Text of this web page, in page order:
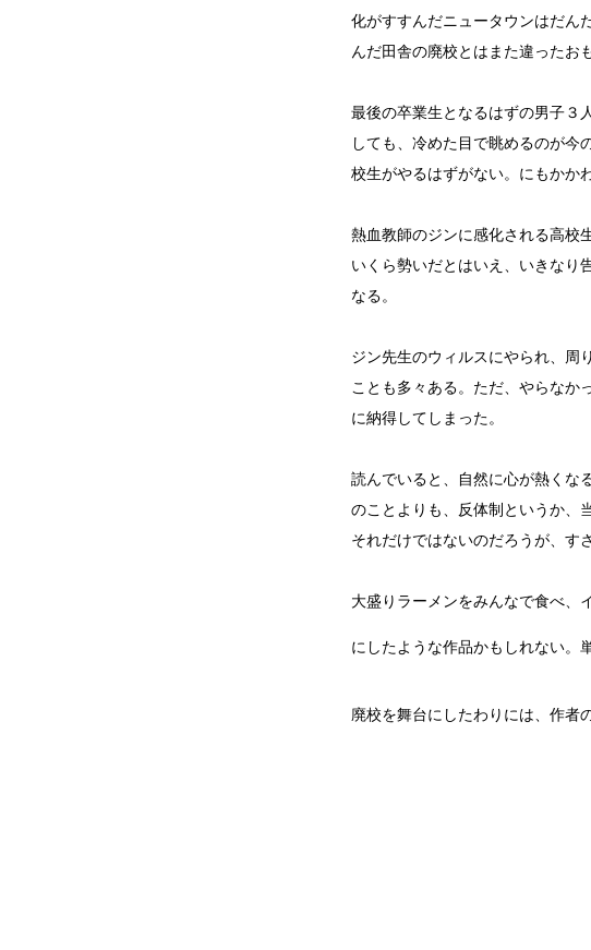
化がすすんだニュータウンはだん
んだ田舎の廃校とはまた違ったお
最後の卒業生となるはずの男子３
しても、冷めた目で眺めるのが今
校生がやるはずがない。にもかか
熱血教師のジンに感化される高校
いくら勢いだとはいえ、いきなり
なる。
ジン先生のウィルスにやられ、周
ことも多々ある。ただ、やらなか
に納得してしまった。
読んでいると、自然に心が熱くな
のことよりも、反体制というか、
それだけではないのだろうが、す
大盛りラーメンをみんなで食べ、
にしたような作品かもしれない。
廃校を舞台にしたわりには、作者